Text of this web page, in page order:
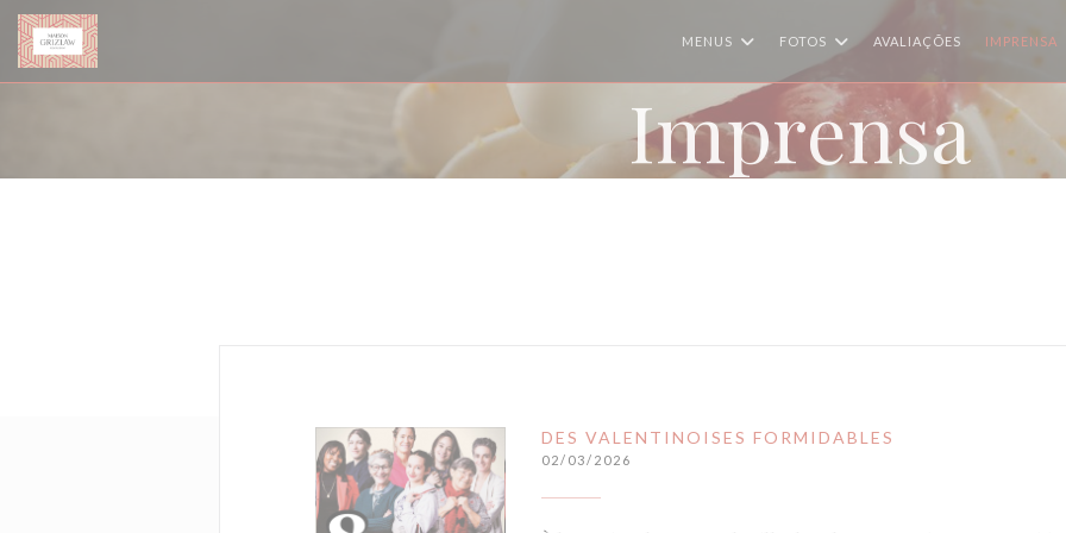
Painel de Gerenciamento de Cookies
MENUS FOTOS AVALIAÇÕES IMPRENSA
Imprensa
DES VALENTINOISES FORMIDABLES
02/03/2026